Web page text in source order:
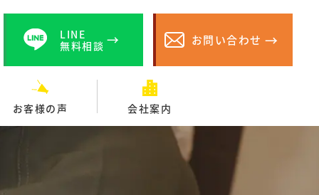
LINE
無料相談
お問い合わせ
お客様の声 会社案内